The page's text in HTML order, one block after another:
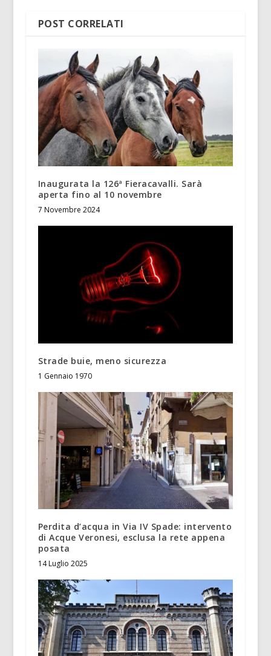
POST CORRELATI
Inaugurata la 126ª Fieracavalli. Sarà
aperta fino al 10 novembre
7 Novembre 2024
Strade buie, meno sicurezza
1 Gennaio 1970
Perdita d’acqua in Via IV Spade: intervento
di Acque Veronesi, esclusa la rete appena
posata
14 Luglio 2025